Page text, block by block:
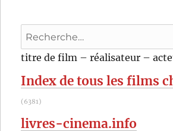
Recherche
pour
titre de film – réalisateur –
Index de tous les films
(6381)
livres-cinema.info